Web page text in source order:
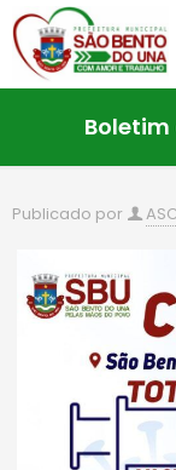
Boletim
Publicado por